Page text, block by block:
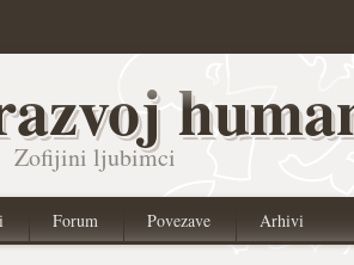
Zofijini ljubimci
Forum Povezave Arhivi